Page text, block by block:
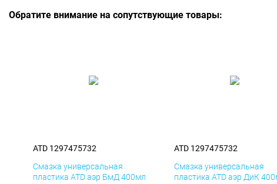
Обратите внимание на сопутствующие товары:
ATD 1297475732
Смазка универсальная
пластика ATD аэр БмД 400мл
ATD 1297475732
Смазка универсальная
пластика ATD аэр ДиК